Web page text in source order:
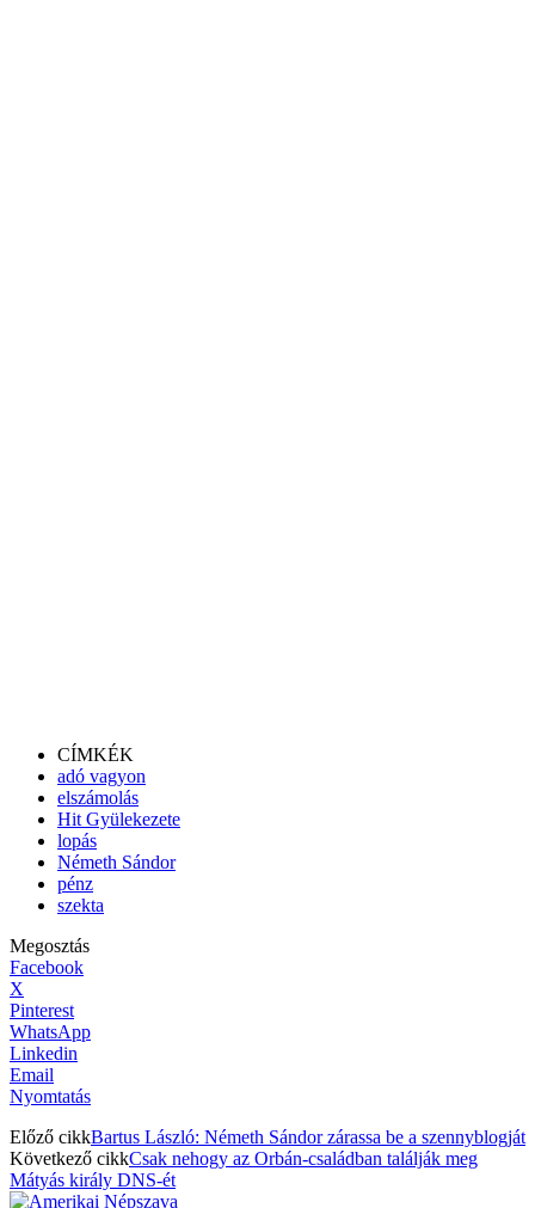
CÍMKÉK
adó vagyon
elszámolás
Hit Gyülekezete
lopás
Németh Sándor
pénz
szekta
Megosztás
Facebook
X
Pinterest
WhatsApp
Linkedin
Email
Nyomtatás
Előző cikkBartus László: Németh Sándor zárassa be a szennyblogját
Következő cikkCsak nehogy az Orbán-családban találják meg
Mátyás király DNS-ét